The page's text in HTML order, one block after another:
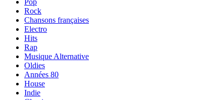
Pop
Rock
Chansons françaises
Electro
Hits
Rap
Musique Alternative
Oldies
Années 80
House
Indie